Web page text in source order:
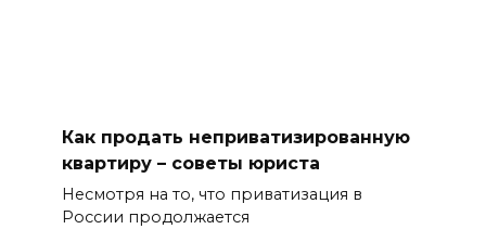
Как продать неприватизированную
квартиру – советы юриста
Несмотря на то, что приватизация в
России продолжается